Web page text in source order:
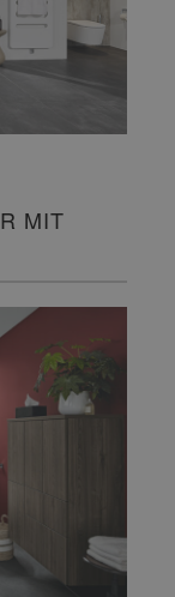
MIT